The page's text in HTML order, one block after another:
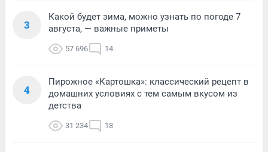
3
Какой будет зима, можно узнать по погоде 7
августа, — важные приметы
57 696 14
4
Пирожное «Картошка»: классический рецепт в
домашних условиях с тем самым вкусом из
детства
31 234 18